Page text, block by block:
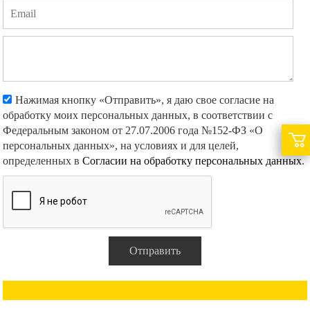
Нажимая кнопку «Отправить», я даю свое согласие на
обработку моих персональных данных, в соответствии с
Федеральным законом от 27.07.2006 года №152-ФЗ «О
персональных данных», на условиях и для целей,
определенных в Согласии на обработку персональных данных.
Отправить